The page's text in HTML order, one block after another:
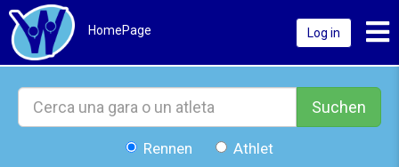
HomePage Log in
Suchen
Rennen Athlet